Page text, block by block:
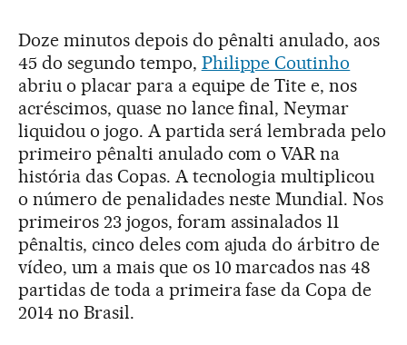
Doze minutos depois do pênalti anulado, aos
45 do segundo tempo, Philippe Coutinho
abriu o placar para a equipe de Tite e, nos
acréscimos, quase no lance final, Neymar
liquidou o jogo. A partida será lembrada pelo
primeiro pênalti anulado com o VAR na
história das Copas. A tecnologia multiplicou
o número de penalidades neste Mundial. Nos
primeiros 23 jogos, foram assinalados 11
pênaltis, cinco deles com ajuda do árbitro de
vídeo, um a mais que os 10 marcados nas 48
partidas de toda a primeira fase da Copa de
2014 no Brasil.